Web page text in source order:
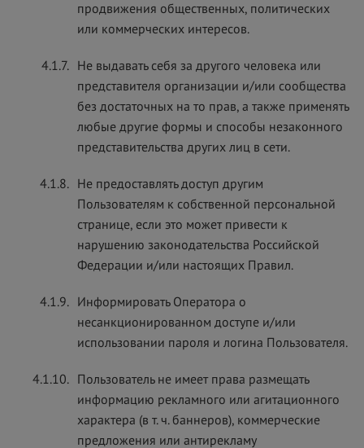
продвижения общественных, политических
или коммерческих интересов.
4.1.7. Не выдавать себя за другого человека или
представителя организации и/или сообщества
без достаточных на то прав, а также применять
любые другие формы и способы незаконного
представительства других лиц в сети.
4.1.8. Не предоставлять доступ другим
Пользователям к собственной персональной
странице, если это может привести к
нарушению законодательства Российской
Федерации и/или настоящих Правил.
4.1.9. Информировать Оператора о
несанкционированном доступе и/или
использовании пароля и логина Пользователя.
4.1.10. Пользователь не имеет права размещать
информацию рекламного или агитационного
характера (в т. ч. баннеров), коммерческие
предложения или антирекламу